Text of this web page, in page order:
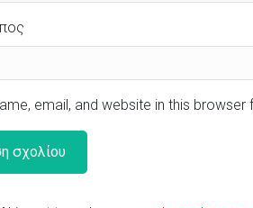
email, and website in this